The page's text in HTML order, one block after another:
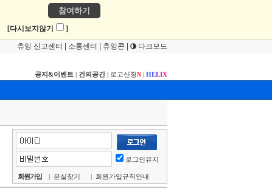
참여하기
[다시보지않기 ]
츄잉 신고센터 소통센터 츄잉콘 다크모드
공지&이벤트 | 건의공간| 로고신청N | HELIX
로그인유지
회원가입 | 분실찾기 | 회원가입규칙안내